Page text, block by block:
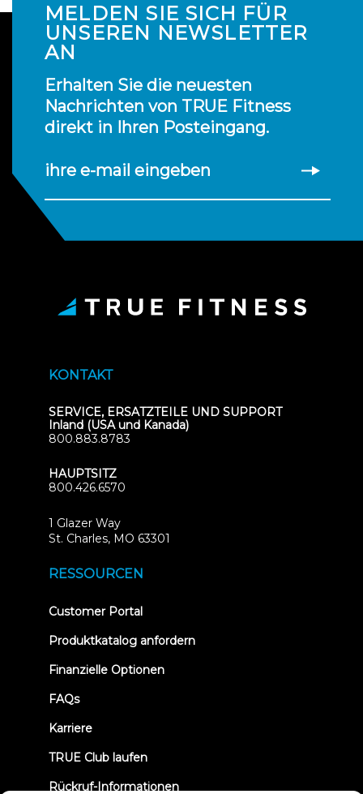
MELDEN SIE SICH FÜR
UNSEREN NEWSLETTER
AN
Erhalten Sie die neuesten
Nachrichten von TRUE Fitness
direkt in Ihren Posteingang.
ihre e-mail eingeben
KONTAKT
SERVICE, ERSATZTEILE UND SUPPORT
Inland (USA und Kanada)
800.883.8783
HAUPTSITZ
800.426.6570
1 Glazer Way
St. Charles, MO 63301
RESSOURCEN
Customer Portal(opens
new
Produktkatalog anfordern
Finanzielle Optionen
FAQs
Karriere
TRUE Club laufen
Rückruf-Informationen